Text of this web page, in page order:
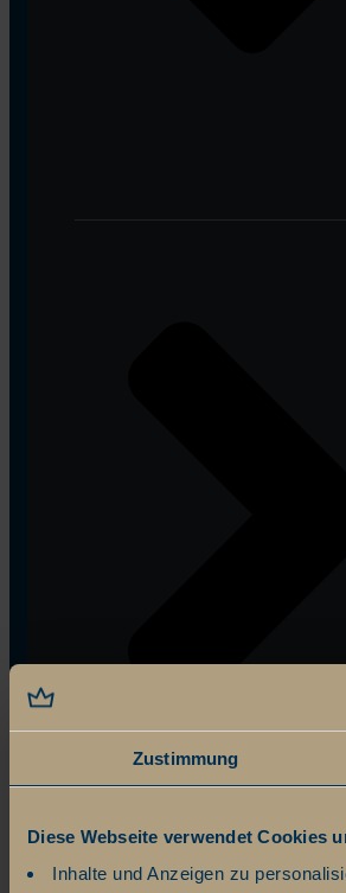
Zustimmung
Diese Webseite verwendet Cookies
Inhalte und Anzeigen zu